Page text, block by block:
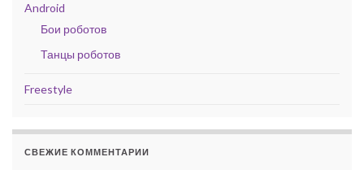
Android
Бои роботов
Танцы роботов
Freestyle
СВЕЖИЕ КОММЕНТАРИИ